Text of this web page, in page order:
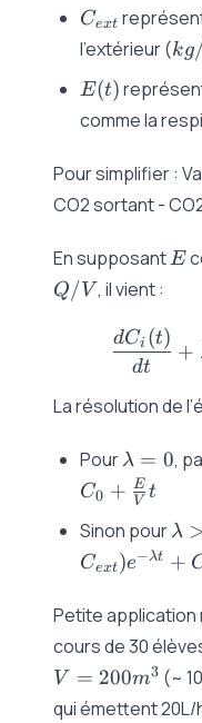
C_{ext}
Cext
l’extérieur (kg
E(t)
E(t)
comme la
Pour simplifier :
CO2 sortant -
En supposant E
E
Q/V , il vient :
dt
dCi (t)
+
La résolution de
Pour \lambda
= 0
λ = 0,
C0 + V
E t
Sinon pour
>
λ >
Cext)e−λt +
Petite application
cours de 30
V = 200m3 (~
qui émettent 20L/